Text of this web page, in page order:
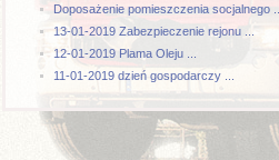
Doposażenie pomieszczenia socjalnego ...
13-01-2019 Zabezpieczenie rejonu ...
12-01-2019 Plama Oleju ...
11-01-2019 dzień gospodarczy ...